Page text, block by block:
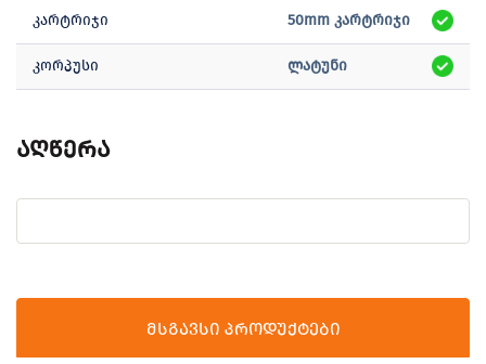
კარტრიჯი 50mm კარტრიჯი
კორპუსი ლატუნი
აღწერა
მსგავსი პროდუქტები